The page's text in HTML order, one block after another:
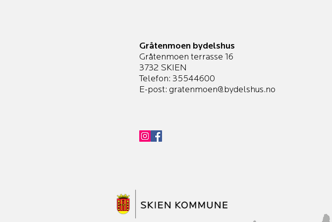
Gråtenmoen bydelshus
Gråtenmoen terrasse 16
3732 SKIEN
Telefon: 35544600
E-post: gratenmoen@bydelshus.no